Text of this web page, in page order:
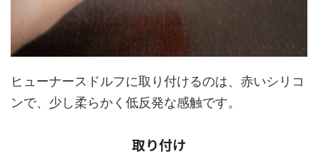
ヒューナースドルフに取り付けるのは、赤いシリコ
ンで、少し柔らかく低反発な感触です。
取り付け